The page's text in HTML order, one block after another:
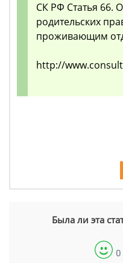
СК РФ Статья 66.
родительских
проживающим
http://
Была ли эта
0